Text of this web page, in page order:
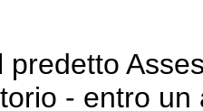
predetto
- entro